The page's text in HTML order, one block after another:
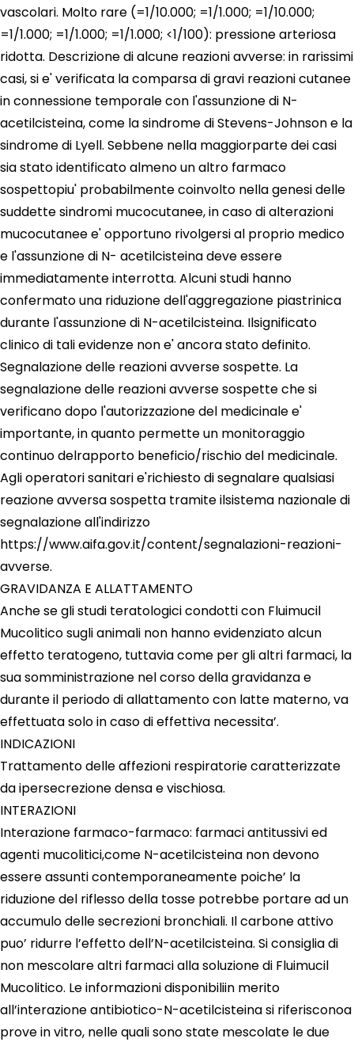
vascolari. Molto rare (=1/10.000; =1/1.000; =1/10.000;
=1/1.000; =1/1.000; =1/1.000; <1/100): pressione arteriosa
ridotta. Descrizione di alcune reazioni avverse: in rarissimi
casi, si e' verificata la comparsa di gravi reazioni cutanee
in connessione temporale con l'assunzione di N-
acetilcisteina, come la sindrome di Stevens-Johnson e la
sindrome di Lyell. Sebbene nella maggiorparte dei casi
sia stato identificato almeno un altro farmaco
sospettopiu' probabilmente coinvolto nella genesi delle
suddette sindromi mucocutanee, in caso di alterazioni
mucocutanee e' opportuno rivolgersi al proprio medico
e l'assunzione di N- acetilcisteina deve essere
immediatamente interrotta. Alcuni studi hanno
confermato una riduzione dell'aggregazione piastrinica
durante l'assunzione di N-acetilcisteina. Ilsignificato
clinico di tali evidenze non e' ancora stato definito.
Segnalazione delle reazioni avverse sospette. La
segnalazione delle reazioni avverse sospette che si
verificano dopo l'autorizzazione del medicinale e'
importante, in quanto permette un monitoraggio
continuo delrapporto beneficio/rischio del medicinale.
Agli operatori sanitari e'richiesto di segnalare qualsiasi
reazione avversa sospetta tramite ilsistema nazionale di
segnalazione all'indirizzo
https://www.aifa.gov.it/content/segnalazioni-reazioni-
avverse.
GRAVIDANZA E ALLATTAMENTO
Anche se gli studi teratologici condotti con Fluimucil
Mucolitico sugli animali non hanno evidenziato alcun
effetto teratogeno, tuttavia come per gli altri farmaci, la
sua somministrazione nel corso della gravidanza e
durante il periodo di allattamento con latte materno, va
effettuata solo in caso di effettiva necessita’.
INDICAZIONI
Trattamento delle affezioni respiratorie caratterizzate
da ipersecrezione densa e vischiosa.
INTERAZIONI
Interazione farmaco-farmaco: farmaci antitussivi ed
agenti mucolitici,come N-acetilcisteina non devono
essere assunti contemporaneamente poiche’ la
riduzione del riflesso della tosse potrebbe portare ad un
accumulo delle secrezioni bronchiali. Il carbone attivo
puo’ ridurre l’effetto dell’N-acetilcisteina. Si consiglia di
non mescolare altri farmaci alla soluzione di Fluimucil
Mucolitico. Le informazioni disponibiliin merito
all’interazione antibiotico-N-acetilcisteina si riferisconoa
prove in vitro, nelle quali sono state mescolate le due